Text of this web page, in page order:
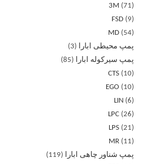
3M
71
FSD
9
MD
54
پمپ محیطی ابارا
3
پمپ سیرکوله ابارا
85
CTS
10
EGO
10
LIN
6
LPC 26
LPS 21
MR
11
پمپ شناور چاهی ابارا
119